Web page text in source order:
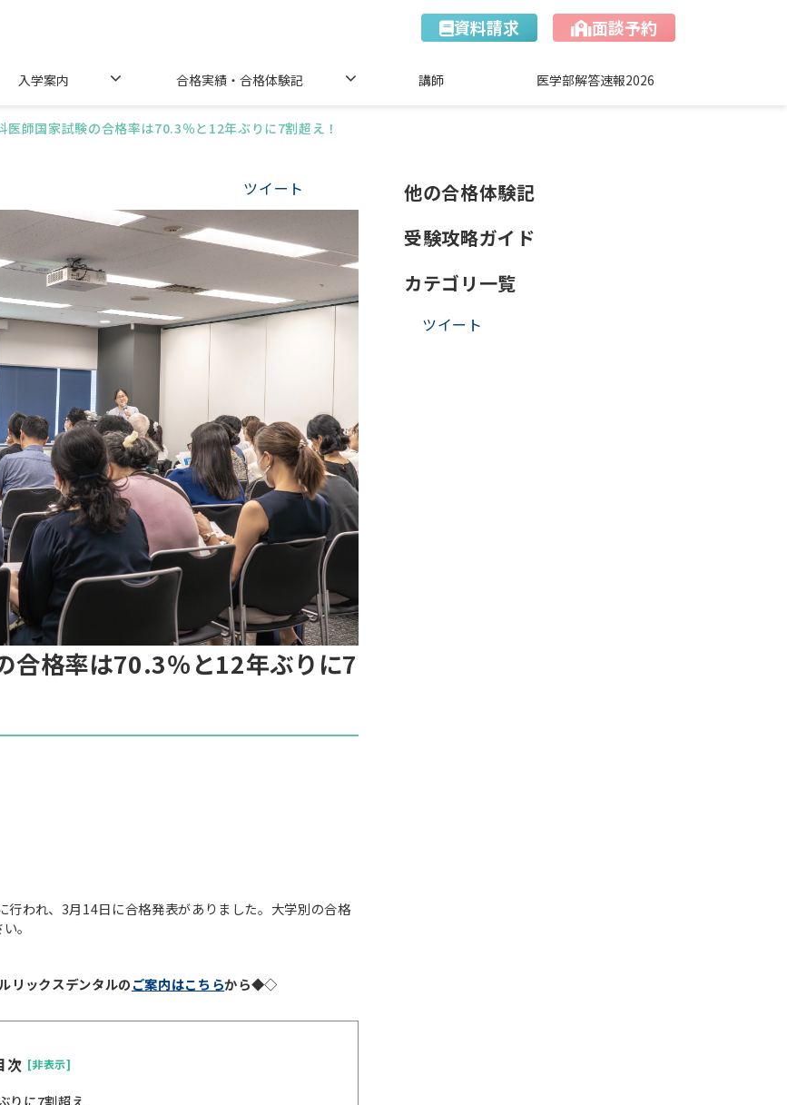
資料請求 面談予約
入学案内 合格実績・合格体験記 講師 医学部解答速報2026
医師国家試験の合格率は70.3％と12年ぶりに7割超え！
ツイート
合格率は70.3％と12年ぶりに7
われ、3月14日に合格発表がありました。大学別の合格
。
リックスデンタルのご案内はこちらから◆◇
次 [非表示]
りに7割超え
他の合格体験記
受験攻略ガイド
カテゴリ一覧
ツイート